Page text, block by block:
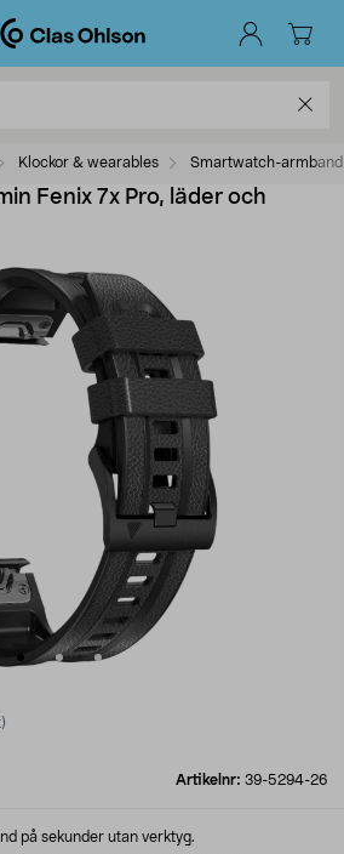
Klockor & wearables Smartwatch-armband
Fenix 7x Pro, läder och
Artikelnr: 39-5294-26
på sekunder utan verktyg.